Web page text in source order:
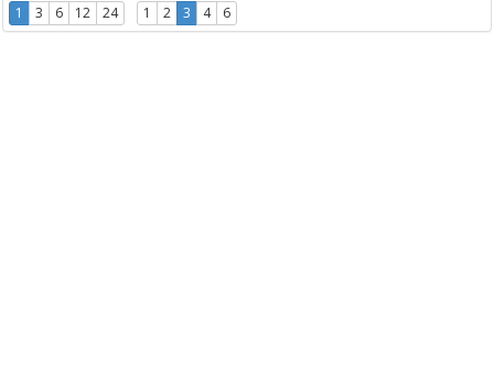
1 3 6 12 24 1 2 3 4 6